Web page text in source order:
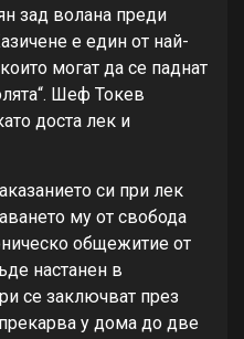
зад волана преди
е един от най-
могат да се паднат
Шеф Токев
доста лек и
си при лек
му от свобода
общежитие от
настанен в
се заключват през
у дома до две